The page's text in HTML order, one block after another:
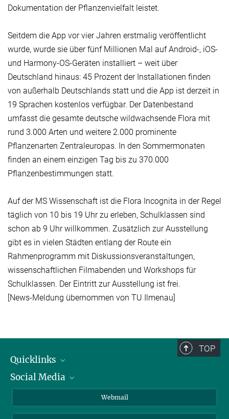
Dokumentation der Pflanzenvielfalt leistet.
Seitdem die App vor vier Jahren erstmalig veröffentlicht
wurde, wurde sie über fünf Millionen Mal auf Android-, iOS-
und Harmony-OS-Geräten installiert – weit über
Deutschland hinaus: 45 Prozent der Installationen finden
von außerhalb Deutschlands statt und die App ist derzeit in
19 Sprachen kostenlos verfügbar. Der Datenbestand
umfasst die gesamte deutsche wildwachsende Flora mit
rund 3.000 Arten und weitere 2.000 prominente
Pflanzenarten Zentraleuropas. In den Sommermonaten
finden an einem einzigen Tag bis zu 370.000
Pflanzenbestimmungen statt.
Auf der MS Wissenschaft ist die Flora Incognita in der Regel
täglich von 10 bis 19 Uhr zu erleben, Schulklassen sind
schon ab 9 Uhr willkommen. Zusätzlich zur Ausstellung
gibt es in vielen Städten entlang der Route ein
Rahmenprogramm mit Diskussionsveranstaltungen,
wissenschaftlichen Filmabenden und Workshops für
Schulklassen. Der Eintritt zur Ausstellung ist frei.
[News-Meldung übernommen von TU Ilmenau]
TOP
Quicklinks
IMPRS Graduiertenschule
Social Media
BlueSky
Webmail